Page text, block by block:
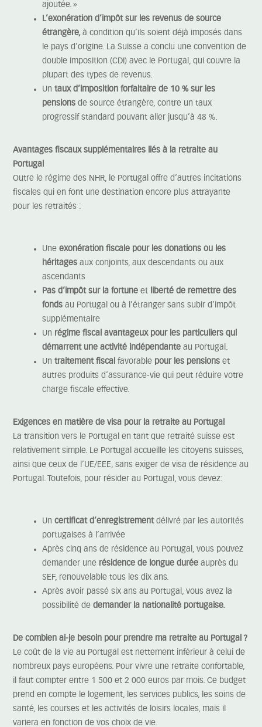
ajoutée. »
L’exonération d’impôt sur les revenus de source
étrangère,à condition qu’ils soient déjà imposés dans
le pays d’origine. La Suisse a conclu une convention de
double imposition (CDI) avec le Portugal, qui couvre la
plupart des types de revenus.
Untaux d’imposition forfaitaire de 10 % sur les
pensions de source étrangère, contre un taux
progressif standard pouvant aller jusqu’à 48 %.
Avantages fiscaux supplémentaires liés à la retraite au
Portugal
Outre le régime des NHR, le Portugal offre d’autres incitations
fiscales qui en font une destination encore plus attrayante
pour les retraités :
Uneexonération fiscale pour les donations ou les
héritages aux conjoints, aux descendants ou aux
ascendants
Pas d’impôt sur la fortune et
liberté de remettre des
fonds au Portugal ou à l’étranger sans subir d’impôt
supplémentaire
Un régime fiscal avantageux pour les particuliers qui
démarrent une activité indépendante au Portugal.
Untraitement fiscal favorable pour les pensions et
autres produits d’assurance-vie qui peut réduire votre
charge fiscale effective.
Exigences en matière de visa pour la retraite au Portugal
La transition vers le Portugal en tant que retraité suisse est
relativement simple. Le Portugal accueille les citoyens suisses,
ainsi que ceux de l’UE/EEE, sans exiger de visa de résidence au
Portugal. Toutefois, pour résider au Portugal, vous devez:
Uncertificat d’enregistrementdélivré par les autorités
portugaises à l’arrivée
Après cinq ans de résidence au Portugal, vous pouvez
demander une résidence de longue durée auprès du
SEF, renouvelable tous les dix ans.
Après avoir passé six ans au Portugal, vous avez la
possibilité dedemander la nationalité portugaise.
De combien ai-je besoin pour prendre ma retraite au Portugal ?
Le coût de la vie au Portugal est nettement inférieur à celui de
nombreux pays européens. Pour vivre une retraite confortable,
il faut compter entre 1 500 et 2 000 euros par mois. Ce budget
prend en compte le logement, les services publics, les soins de
santé, les courses et les activités de loisirs locales, mais il
variera en fonction de vos choix de vie.